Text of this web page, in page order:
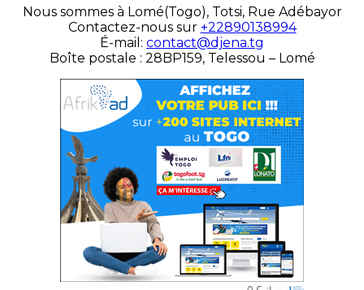
Nous sommes à Lomé(Togo), Totsi, Rue Adébayor
Contactez-nous sur +22890138994
É-mail: contact@djena.tg
Boîte postale : 28BP159, Telessou – Lomé